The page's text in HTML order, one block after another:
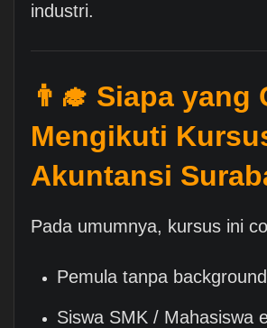
industri.
👨‍🎓 Siapa yang
Mengikuti
Akuntansi
Pada umumnya, kursus ini
Pemula tanpa
Siswa SMK / Mahasiswa